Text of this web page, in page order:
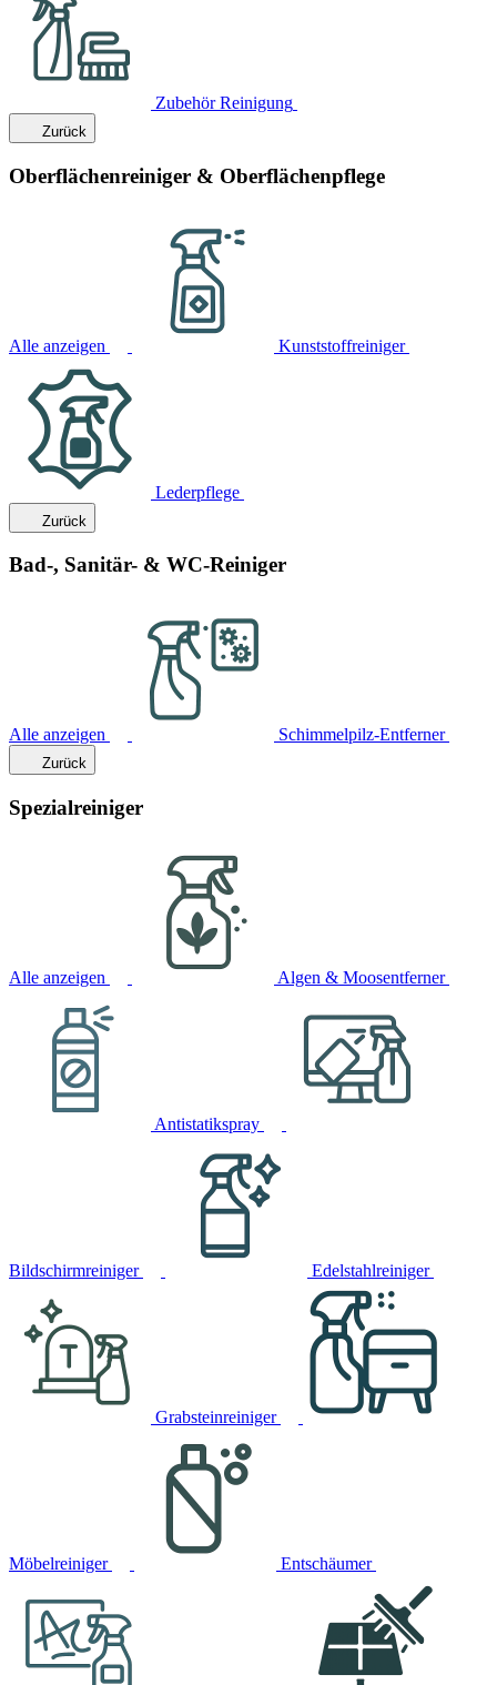
Zubehör Reinigung
Zurück
Oberflächenreiniger & Oberflächenpflege
Alle anzeigen Kunststoffreiniger
Lederpflege
Zurück
Bad-, Sanitär- & WC-Reiniger
Alle anzeigen Schimmelpilz-Entferner
Zurück
Spezialreiniger
Alle anzeigen Algen & Moosentferner
Antistatikspray
Bildschirmreiniger Edelstahlreiniger
Grabsteinreiniger
Möbelreiniger Entschäumer